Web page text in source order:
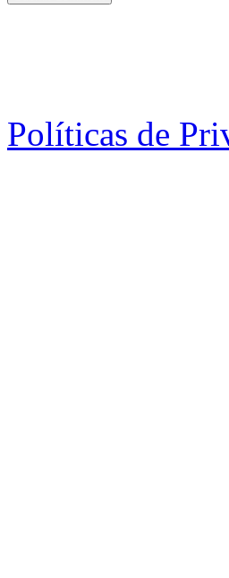
Políticas de